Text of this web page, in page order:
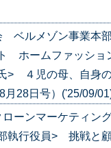
ベルメゾン事業本
ホームファッショ
> ４児の母、自身
月28日号）('25/09/
ーンマーケティン
執行役員> 挑戦と